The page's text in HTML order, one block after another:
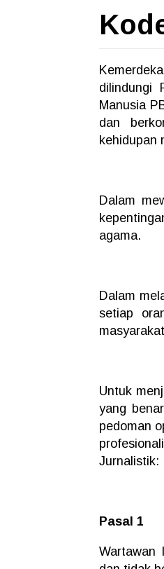
dilindungi
Manusia
dan
kehidupan
Dalam
agama.
Dalam
setiap
Untuk
yang
pedoman
Jurnalistik:
Pasal 1
Wartawan